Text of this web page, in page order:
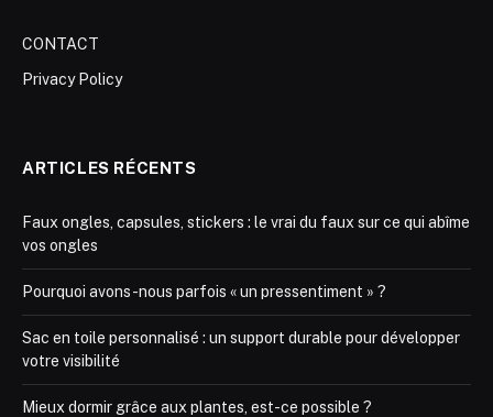
CONTACT
Privacy Policy
ARTICLES RÉCENTS
Faux ongles, capsules, stickers : le vrai du faux sur ce qui abîme
vos ongles
Pourquoi avons-nous parfois « un pressentiment » ?
Sac en toile personnalisé : un support durable pour développer
votre visibilité
Mieux dormir grâce aux plantes, est-ce possible ?